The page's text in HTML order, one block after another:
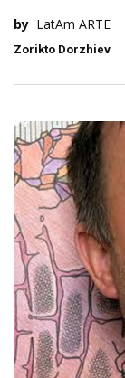
by LatAm ARTE
Zorikto Dorzhiev